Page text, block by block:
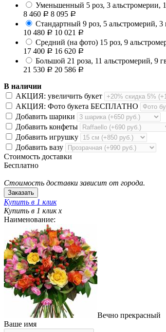
Уменьшенный 5 роз, 3 альстромерии,
8 460 Р 8 095 Р
Стандартный 9 роз, 5 альстромерий,
10 480 Р 10 021 Р
Средний (на фото) 15 роз, 9
17 400 Р 16 620 Р
Большой 21 роза, 11 альстромерий, 9
21 530 Р 20 586 Р
В наличии
АКЦИЯ: увеличить букет
АКЦИЯ: Фото букета БЕСПЛАТНО
Добавить шарики
Добавить конфеты
Добавить игрушку
Добавить вазу
Стоимость доставки
Бесплатно
Стоимость доставки зависит от города.
Купить в 1 клик
Купить в 1 клик x
Наименование:
Вечно прекрасный
Ваше имя